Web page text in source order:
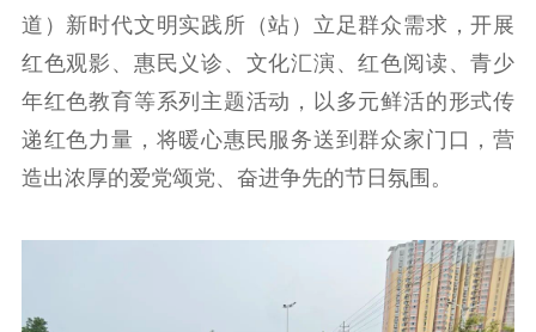
江苏要闻
公示公告
通知公告 信息公开制度
信息公开指南
信息公开年度报
道）新时代文明实践所（站）立足群众需求，开展
红色观影、惠民义诊、文化汇演、红色阅读、青少
年红色教育等系列主题活动，以多元鲜活的形式传
递红色力量，将暖心惠民服务送到群众家门口，营
造出浓厚的爱党颂党、奋进争先的节日氛围。